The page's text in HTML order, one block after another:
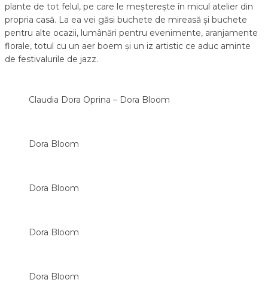
plante de tot felul, pe care le meșterește în micul atelier din
propria casă. La ea vei găsi buchete de mireasă și buchete
pentru alte ocazii, lumânări pentru evenimente, aranjamente
florale, totul cu un aer boem și un iz artistic ce aduc aminte
de festivalurile de jazz.
Claudia Dora Oprina – Dora Bloom
Dora Bloom
Dora Bloom
Dora Bloom
Dora Bloom